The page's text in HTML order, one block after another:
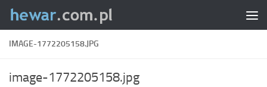
Skip to content
IMAGE-1772205158.JPG
image-1772205158.jpg